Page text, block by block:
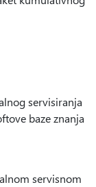
servisiranja
baze znanja
servisnom